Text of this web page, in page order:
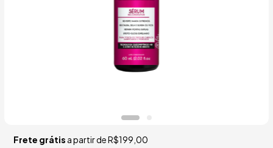
Frete grátis a partir deR$199,00